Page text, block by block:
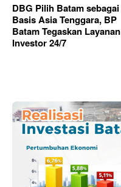
DBG Pilih Batam sebagai
Basis Asia Tenggara, BP
Batam Tegaskan Layanan
Investor 24/7